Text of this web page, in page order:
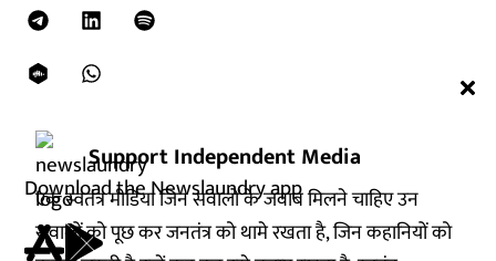
Support Independent Media
एक स्वतंत्र मीडिया जिन सवालों के जवाब मिलने चाहिए उन
सवालों को पूछ कर जनतंत्र को थामे रखता है, जिन कहानियों को
Download the Newslaundry app